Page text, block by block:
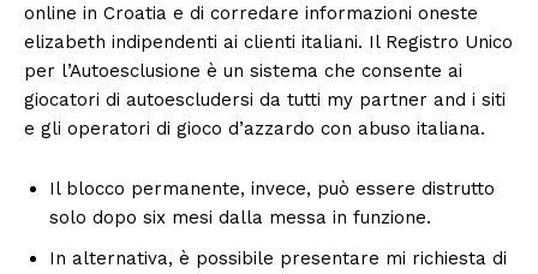
online in Croatia e di corredare informazioni oneste
elizabeth indipendenti ai clienti italiani. Il Registro Unico
per l’Autoesclusione è un sistema che consente ai
giocatori di autoescludersi da tutti my partner and i siti
e gli operatori di gioco d’azzardo con abuso italiana.
Il blocco permanente, invece, può essere distrutto
solo dopo six mesi dalla messa in funzione.
In alternativa, è possibile presentare mi richiesta di